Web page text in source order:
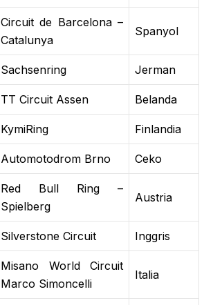
Circuit de Barcelona –
Catalunya
Spanyol
Sachsenring Jerman
TT Circuit Assen Belanda
KymiRing Finlandia
Automotodrom Brno Ceko
Red Bull Ring –
Spielberg
Austria
Silverstone Circuit Inggris
Misano World Circuit
Marco Simoncelli
Italia